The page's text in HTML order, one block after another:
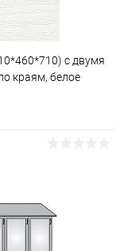
с двумя
краям, белое
Сравнение
Под заказ